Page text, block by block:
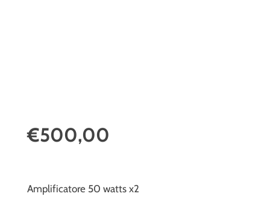
€500,00
Amplificatore 50 watts x2